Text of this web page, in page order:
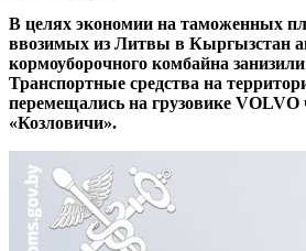
В целях экономии на таможенных
ввозимых из Литвы в Кыргызстан
кормоуборочного комбайна
Транспортные средства на
перемещались на грузовике VOLVO
«Козловичи».